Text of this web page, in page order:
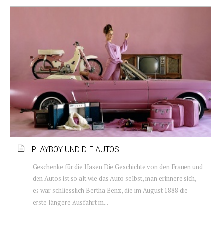
PLAYBOY UND DIE AUTOS
Geschenke für die Hasen Die Geschichte von den Frauen und
den Autos ist so alt wie das Auto selbst, man erinnere sich,
es war schliesslich Bertha Benz, die im August 1888 die
erste längere Ausfahrt m...